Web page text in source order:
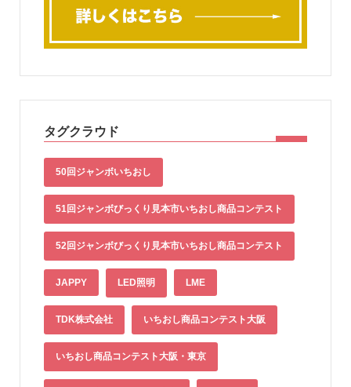
タグクラウド
50回ジャンボいちおし
51回ジャンボびっくり見本市いちおし商品コンテスト
52回ジャンボびっくり見本市いちおし商品コンテスト
JAPPY LED照明 LME
TDK株式会社 いちおし商品コンテスト大阪
いちおし商品コンテスト大阪・東京